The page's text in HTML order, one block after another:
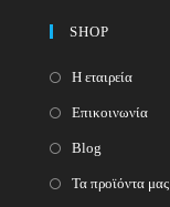
SHOP
Η εταιρεία
Επικοινωνία
Blog
Τα προϊόντα μας